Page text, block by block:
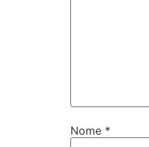
Nome *